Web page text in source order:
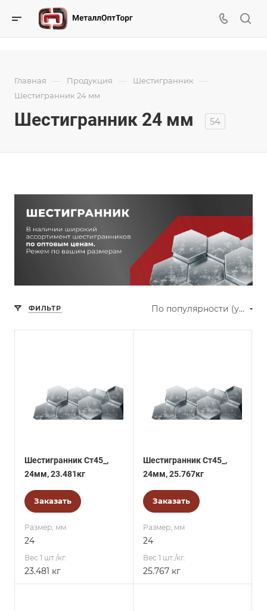
Главная — Продукция — Шестигранник —
Шестигранник 24 мм
Шестигранник 24 мм 54
ФИЛЬТР По популярности (убывание)
Шестигранник Ст45_,
24мм, 23.481кг
Заказать
Размер, мм
24
Вес 1 шт./кг.
23.481 кг
Шестигранник Ст45_,
24мм, 25.767кг
Заказать
Размер, мм
24
Вес 1 шт./кг.
25.767 кг